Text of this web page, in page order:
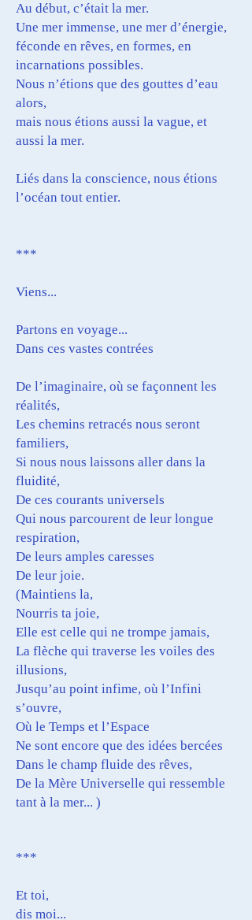
Au début, c’était la mer.
Une mer immense, une mer d’énergie,
féconde en rêves, en formes, en
incarnations possibles.
Nous n’étions que des gouttes d’eau
alors,
mais nous étions aussi la vague, et
aussi la mer.
Liés dans la conscience, nous étions
l’océan tout entier.
***
Viens...
Partons en voyage...
Dans ces vastes contrées
De l’imaginaire, où se façonnent les
réalités,
Les chemins retracés nous seront
familiers,
Si nous nous laissons aller dans la
fluidité,
De ces courants universels
Qui nous parcourent de leur longue
respiration,
De leurs amples caresses
De leur joie.
(Maintiens la,
Nourris ta joie,
Elle est celle qui ne trompe jamais,
La flèche qui traverse les voiles des
illusions,
Jusqu’au point infime, où l’Infini
s’ouvre,
Où le Temps et l’Espace
Ne sont encore que des idées bercées
Dans le champ fluide des rêves,
De la Mère Universelle qui ressemble
tant à la mer... )
***
Et toi,
dis moi...